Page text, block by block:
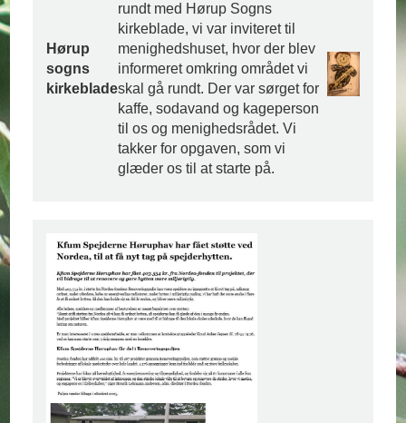
Hørup
sogns
kirkeblade
rundt med Hørup Sogns
kirkeblade, vi var inviteret til
menighedshuset, hvor der blev
informeret omkring området vi
skal gå rundt. Der var sørget for
kaffe, sodavand og kageperson
til os og menighedsrådet. Vi
takker for opgaven, som vi
glæder os til at starte på.